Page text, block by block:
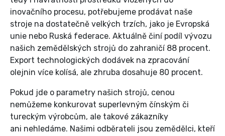
inovačního procesu, potřebujeme prodávat naše
stroje na dostatečně velkých trzích, jako je Evropská
unie nebo Ruská federace. Aktuálně činí podíl vývozu
našich zemědělských strojů do zahraničí 88 procent.
Export technologických dodávek na zpracování
olejnin více kolísá, ale zhruba dosahuje 80 procent.
Pokud jde o parametry našich strojů, cenou
nemůžeme konkurovat superlevným čínským či
tureckým výrobcům, ale takové zákazníky
ani nehledáme. Našimi odběrateli jsou zemědělci, kteří